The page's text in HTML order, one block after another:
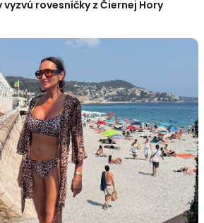
vyzvú rovesníčky z Čiernej Hory